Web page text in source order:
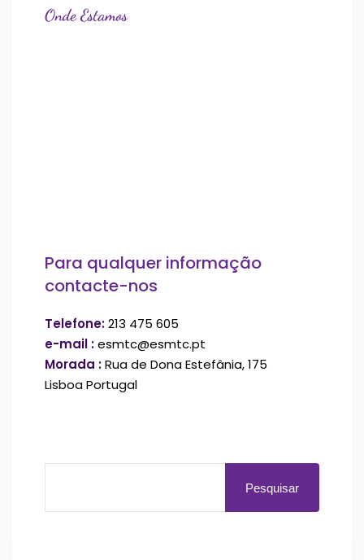
Onde Estamos
Para qualquer informação
contacte-nos
Telefone:213 475 605
e-mail :esmtc@esmtc.pt
Morada :Rua de Dona Estefânia, 175
Lisboa Portugal
Pesquisar